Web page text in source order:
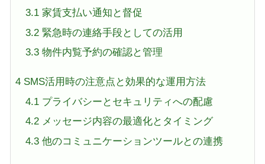
3.1家賃支払い通知と督促
3.2緊急時の連絡手段としての活用
3.3物件内覧予約の確認と管理
4 SMS活用時の注意点と効果的な運用方法
4.1プライバシーとセキュリティへの配慮
4.2メッセージ内容の最適化とタイミング
4.3他のコミュニケーションツールとの連携